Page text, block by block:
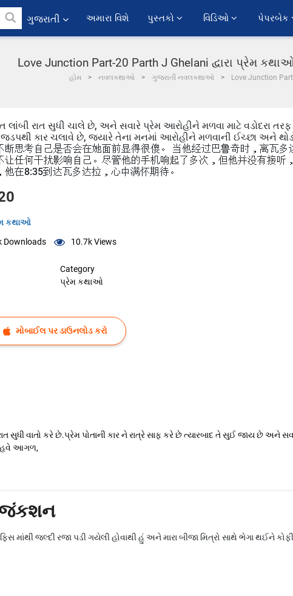
ગુજરાતી અમારા વિશે પુસ્તકો વિડિઓ પેપરબેક
Love Junction Part-20 Parth J Ghelani દ્વારા પ્રેમ
હોમ નવલકથાઓ ગુજરાતી નવલકથાઓ Love Junction
રાત સુધી ચાલે છે, અને સવારે પ્રેમ આરોહીને મળવા માટે વડોદરા
જડપથી કાર ચલાવે છે, જ્યારે તેના મનમાં આરોહીને મળવાની ઈચ્છા અને
思考自己是否会在她面前显得很傻。 当他经过巴鲁奇时，离瓦多
让任何干扰影响自己。尽管他的手机响起了多次，但他并没有接听
在8:35到达瓦多达拉，心中满怀期待。
કથાઓ
Downloads 10.7kViews
Category
પ્રેમ કથાઓ
મોબાઈલ પર ડાઉનલોડ કરો
વાતો કરે છે.પ્રેમ પોતાની કાર ને રાત્રે સાફ કરે છે ત્યારબાદ તે સુઈ જાય છે અને
હવે આગળ,
જલ્દી રજા પડી ગયેલી હોવાથી હું અને મારા બીજા મિત્રો સાથે ભેગા થઈને